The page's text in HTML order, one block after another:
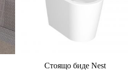
Стоящо биде Nest